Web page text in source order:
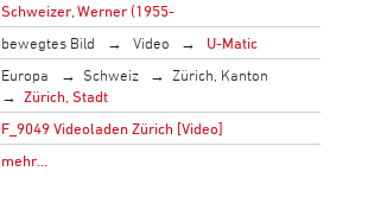
Schweizer, Werner (1955-
bewegtes Bild Video
U-Matic
Europa Schweiz
Zürich, Kanton
Zürich, Stadt
F_9049 Videoladen Zürich [Video]
mehr…